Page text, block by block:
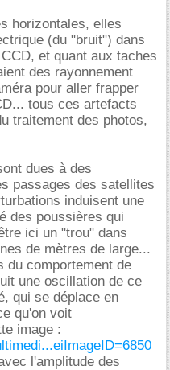
horizontales, elles
(du "bruit") dans
et quant aux taches
des rayonnement
pour aller frapper
tous ces artefacts
traitement des photos,
dues à des
passages des satellites
induisent une
des poussières qui
ici un "trou" dans
de mètres de large...
du comportement de
une oscillation de ce
qui se déplace en
qu'on voit
image :
l'amplitude des